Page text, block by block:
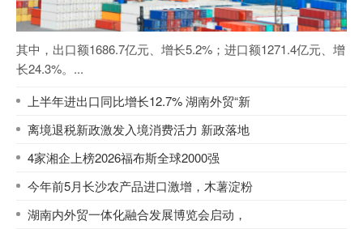
其中，出口额1686.7亿元、增长5.2%；进口额1271.4亿元、增
长24.3%。...
上半年进出口同比增长12.7% 湖南外贸“新
离境退税新政激发入境消费活力 新政落地
4家湘企上榜2026福布斯全球2000强
今年前5月长沙农产品进口激增，木薯淀粉
湖南内外贸一体化融合发展博览会启动，